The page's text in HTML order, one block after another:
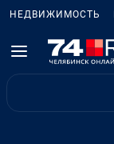
НЕДВИЖИМОСТЬ